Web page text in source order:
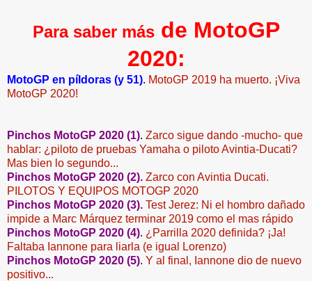
Para sabermás de MotoGP
2020:
MotoGP en píldoras (y 51). MotoGP 2019 ha muerto. ¡Viva
MotoGP 2020!
Pinchos MotoGP 2020 (1). Zarco sigue dando -mucho- que
hablar: ¿piloto de pruebas Yamaha o piloto Avintia-Ducati?
Mas bien lo segundo...
Pinchos MotoGP 2020 (2). Zarco con Avintia Ducati.
PILOTOS Y EQUIPOS MOTOGP 2020
Pinchos MotoGP 2020 (3). Test Jerez: Ni el hombro dañado
impide a Marc Márquez terminar 2019 como el mas rápido
Pinchos MotoGP 2020 (4). ¿Parrilla 2020 definida? ¡Ja!
Faltaba Iannone para liarla (e igual Lorenzo)
Pinchos MotoGP 2020 (5). Y al final, Iannone dio de nuevo
positivo...